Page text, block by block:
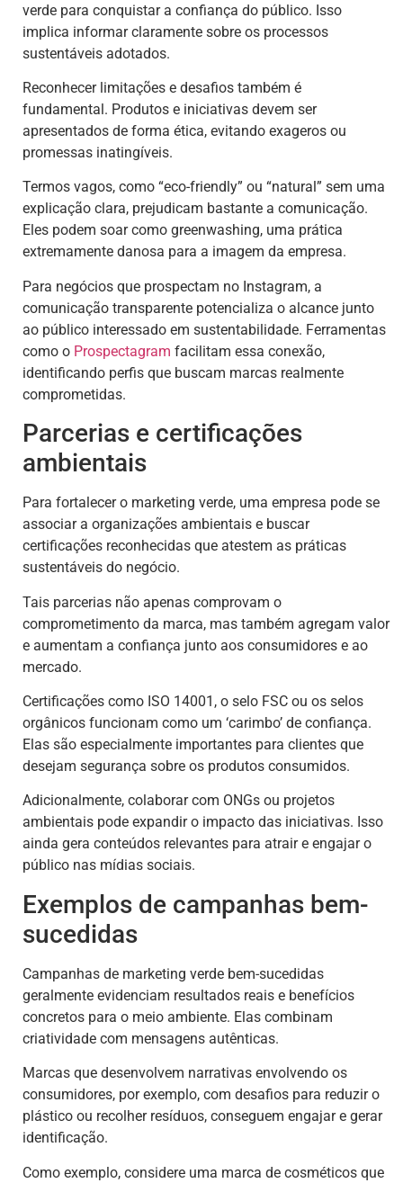
verde para conquistar a confiança do público. Isso
implica informar claramente sobre os processos
sustentáveis adotados.
Reconhecer limitações e desafios também é
fundamental. Produtos e iniciativas devem ser
apresentados de forma ética, evitando exageros ou
promessas inatingíveis.
Termos vagos, como “eco-friendly” ou “natural” sem uma
explicação clara, prejudicam bastante a comunicação.
Eles podem soar como greenwashing, uma prática
extremamente danosa para a imagem da empresa.
Para negócios que prospectam no Instagram, a
comunicação transparente potencializa o alcance junto
ao público interessado em sustentabilidade. Ferramentas
como o Prospectagram facilitam essa conexão,
identificando perfis que buscam marcas realmente
comprometidas.
Parcerias e certificações
ambientais
Para fortalecer o marketing verde, uma empresa pode se
associar a organizações ambientais e buscar
certificações reconhecidas que atestem as práticas
sustentáveis do negócio.
Tais parcerias não apenas comprovam o
comprometimento da marca, mas também agregam valor
e aumentam a confiança junto aos consumidores e ao
mercado.
Certificações como ISO 14001, o selo FSC ou os selos
orgânicos funcionam como um ‘carimbo’ de confiança.
Elas são especialmente importantes para clientes que
desejam segurança sobre os produtos consumidos.
Adicionalmente, colaborar com ONGs ou projetos
ambientais pode expandir o impacto das iniciativas. Isso
ainda gera conteúdos relevantes para atrair e engajar o
público nas mídias sociais.
Exemplos de campanhas bem-
sucedidas
Campanhas de marketing verde bem-sucedidas
geralmente evidenciam resultados reais e benefícios
concretos para o meio ambiente. Elas combinam
criatividade com mensagens autênticas.
Marcas que desenvolvem narrativas envolvendo os
consumidores, por exemplo, com desafios para reduzir o
plástico ou recolher resíduos, conseguem engajar e gerar
identificação.
Como exemplo, considere uma marca de cosméticos que